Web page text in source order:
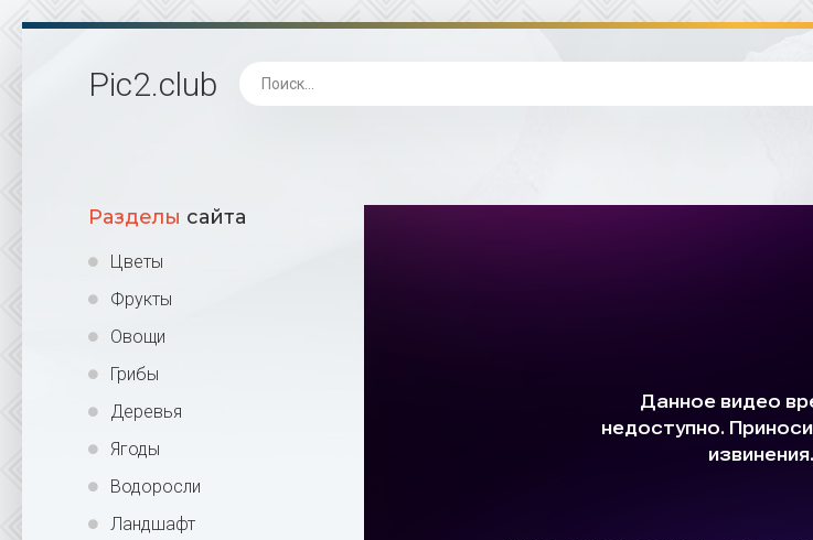
Pic2.club
Разделы сайта
Цветы
Фрукты
Овощи
Грибы
Деревья
Ягоды
Водоросли
Ландшафт